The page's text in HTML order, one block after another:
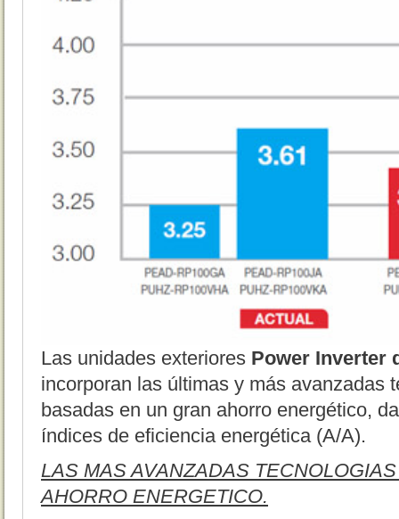
Las unidades exteriores Power Inverter
incorporan las últimas y más avanzadas
basadas en un gran ahorro energético,
índices de eficiencia energética (A/A).
LAS MAS AVANZADAS
AHORRO ENERGETICO.